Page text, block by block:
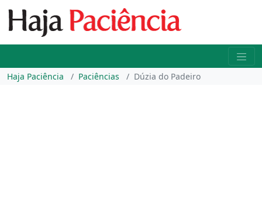
Haja Paciência Paciências Dúzia do Padeiro